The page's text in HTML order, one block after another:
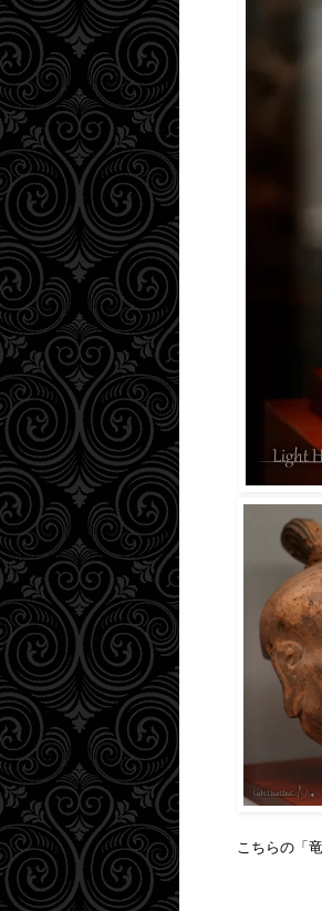
こちらの「